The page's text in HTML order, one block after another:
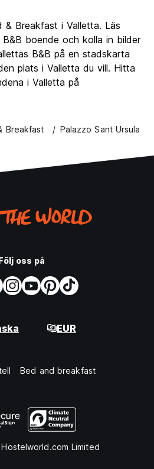
8.6
7.6
8.2
Breakfast i Valletta. Läs
boende och kolla in bilder
B&B på en stadskarta
plats i Valletta du vill. Hitta
i Valletta på
Breakfast Palazzo Sant Ursula
oss på
EUR
Bed and breakfast
Limited